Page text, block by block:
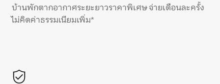
บ้านพักตากอากาศระยะยาวราคาพิเศษ จ่ายเดือนละครั้ง
ไม่คิดค่าธรรมเนียมเพิ่ม*